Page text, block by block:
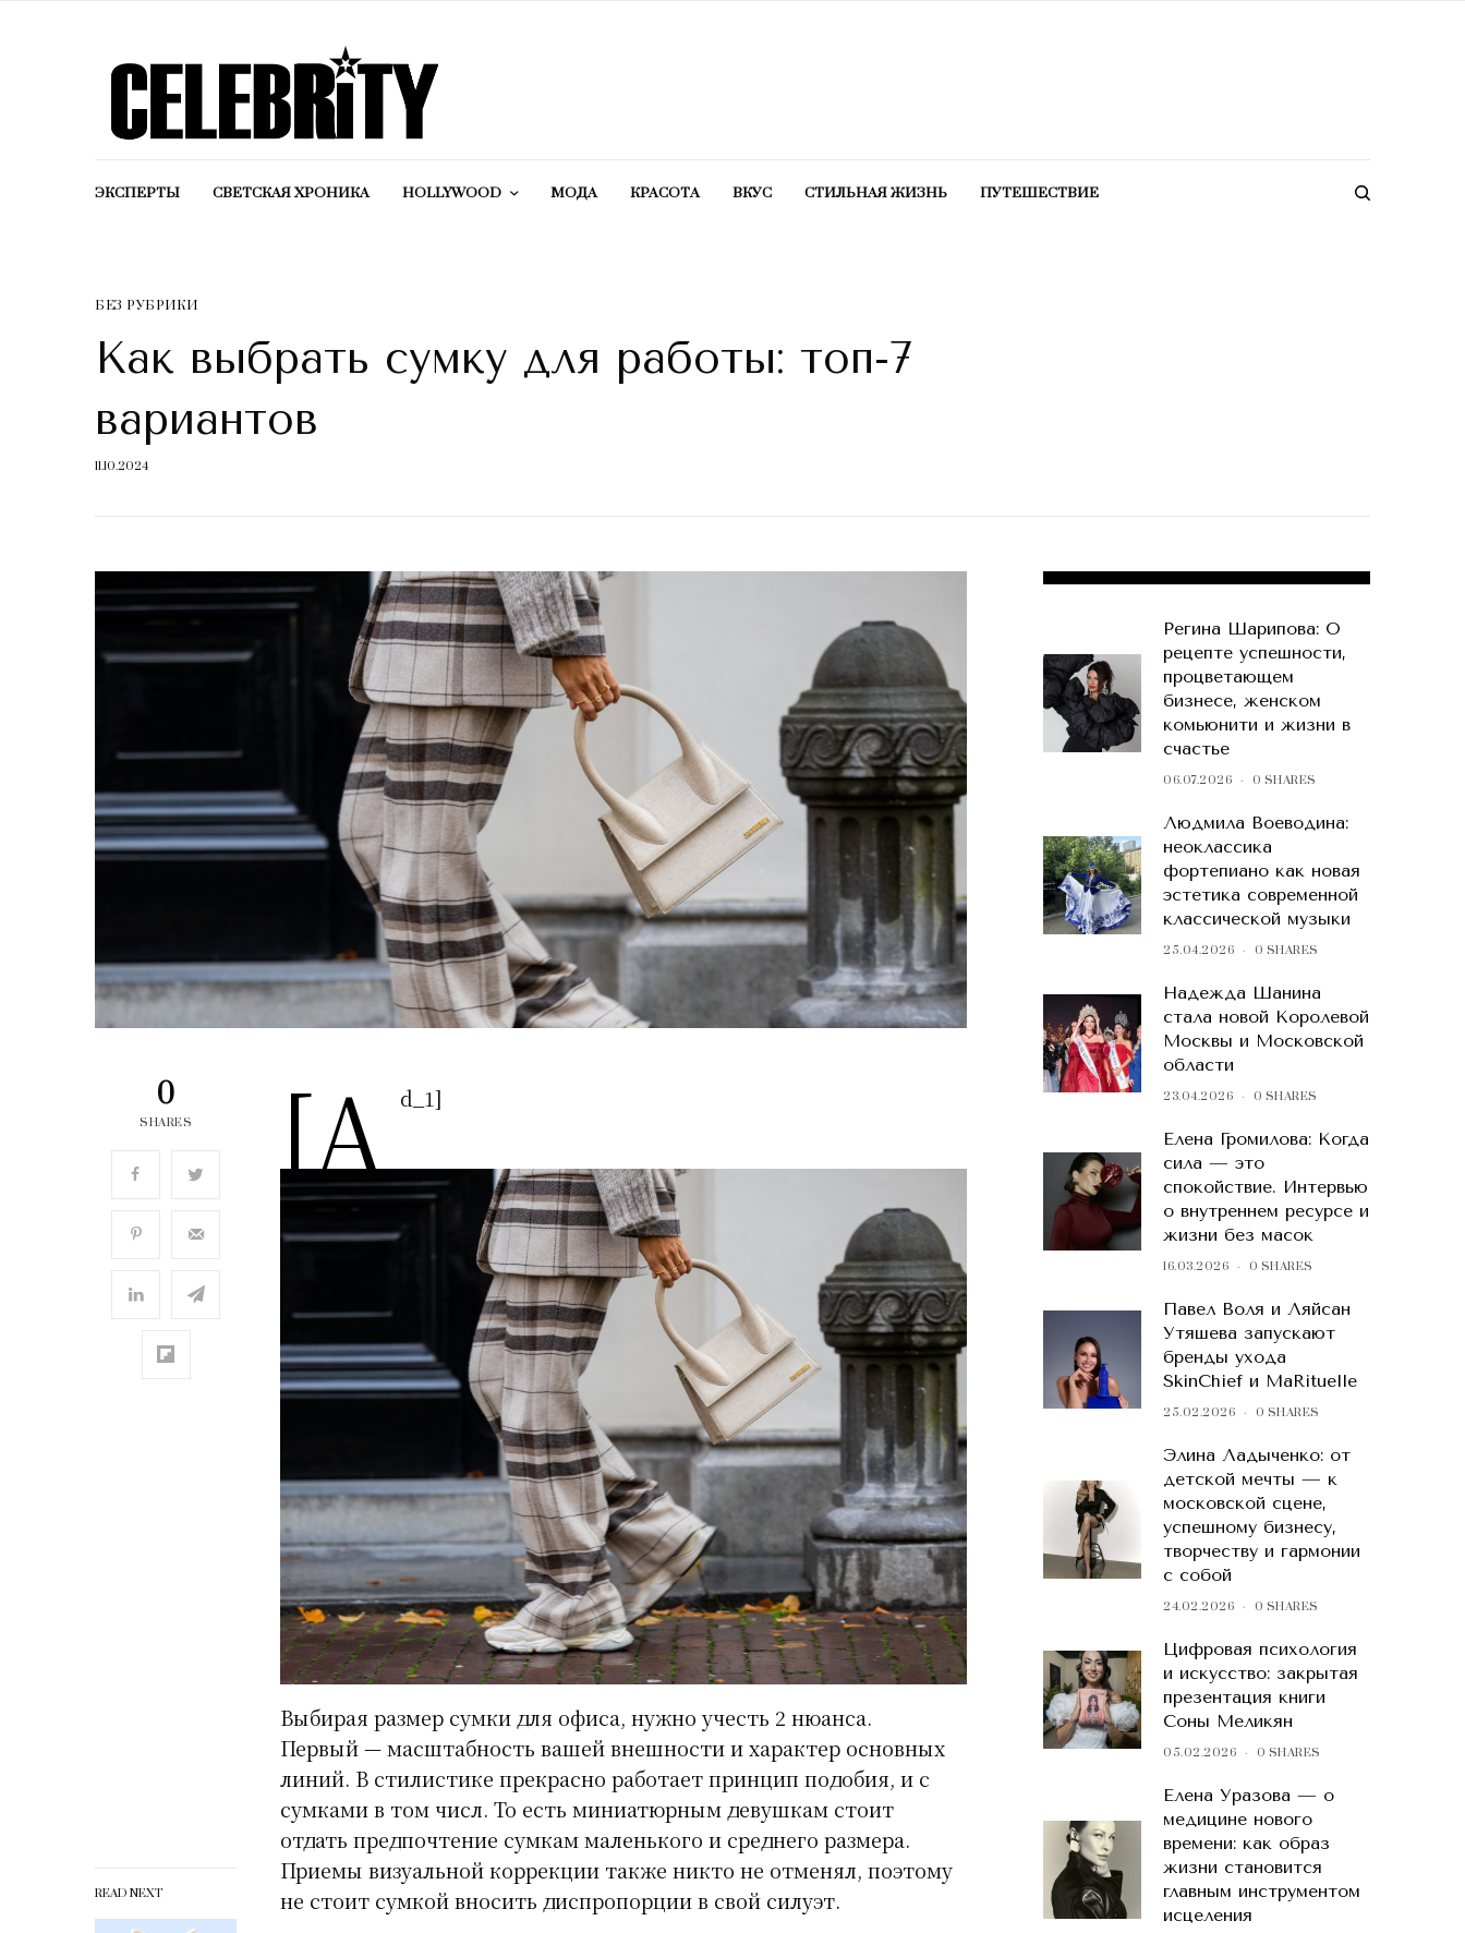
ЭКСПЕРТЫ СВЕТСКАЯ ХРОНИКА HOLLYWOOD МОДА КРАСОТA ВКУС СТИЛЬНАЯ ЖИЗНЬ ПУТЕШЕСТВИЕ
БЕЗ РУБРИКИ
Как выбрать сумку для работы: топ-7
вариантов
11.10.2024
0
SHARES
READ NEXT
[a d_1]
Выбирая размер сумки для офиса, нужно учесть 2 нюанса.
Первый — масштабность вашей внешности и характер основных
линий. В стилистике прекрасно работает принцип подобия, и с
сумками в том числ. То есть миниатюрным девушкам стоит
отдать предпочтение сумкам маленького и среднего размера.
Приемы визуальной коррекции также никто не отменял, поэтому
не стоит сумкой вносить диспропорции в свой силуэт.
Регина Шарипова: О
рецепте успешности,
процветающем
бизнесе, женском
комьюнити и жизни в
счастье
06.07.2026 0 SHARES
Людмила Воеводина:
неоклассика
фортепиано как новая
эстетика современной
классической музыки
25.04.2026 0 SHARES
Надежда Шанина
стала новой Королевой
Москвы и Московской
области
23.04.2026 0 SHARES
Елена Громилова: Когда
сила — это
спокойствие. Интервью
о внутреннем ресурсе и
жизни без масок
16.03.2026 0 SHARES
Павел Воля и Ляйсан
Утяшева запускают
бренды ухода
SkinChief и MaRituelle
25.02.2026 0 SHARES
Элина Ладыченко: от
детской мечты — к
московской сцене,
успешному бизнесу,
творчеству и гармонии
с собой
24.02.2026 0 SHARES
Цифровая психология
и искусство: закрытая
презентация книги
Соны Меликян
05.02.2026 0 SHARES
Елена Уразова — о
медицине нового
времени: как образ
жизни становится
главным инструментом
исцеления